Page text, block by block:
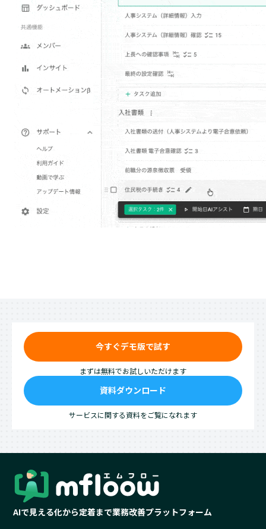
今すぐデモ版で試す
まずは無料でお試しいただけます
資料ダウンロード
サービスに関する資料をご覧になれます
AIで見える化から定着まで業務改善プラットフォーム